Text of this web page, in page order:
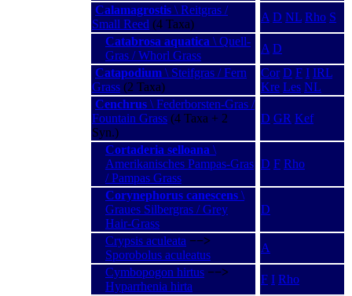
Calamagrostis \ Reitgras /
Small Reed (4 Taxa)
A D NL Rho S
Catabrosa aquatica \ Quell-
Gras / Whorl Grass
A D
Catapodium \ Steifgras / Fern
Grass (2 Taxa)
Cor D F I IRL
Kre Les NL
Cenchrus \ Federborsten-Gras /
Fountain Grass (4 Taxa + 2
Syn.)
D GR Kef
Cortaderia selloana \
Amerikanisches Pampas-Gras
/ Pampas Grass
D F Rho
Corynephorus canescens \
Graues Silbergras / Grey
Hair-Grass
D
Crypsis aculeata −−>
Sporobolus aculeatus
A
Cymbopogon hirtus −−>
Hyparrhenia hirta
F I Rho